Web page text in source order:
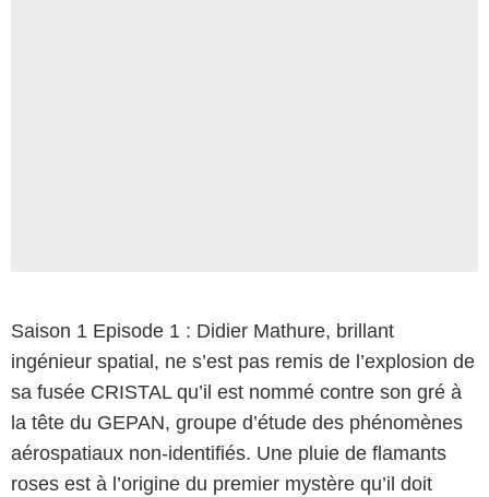
Saison 1 Episode 1 : Didier Mathure, brillant
ingénieur spatial, ne s’est pas remis de l’explosion de
sa fusée CRISTAL qu’il est nommé contre son gré à
la tête du GEPAN, groupe d’étude des phénomènes
aérospatiaux non-identifiés. Une pluie de flamants
roses est à l’origine du premier mystère qu’il doit